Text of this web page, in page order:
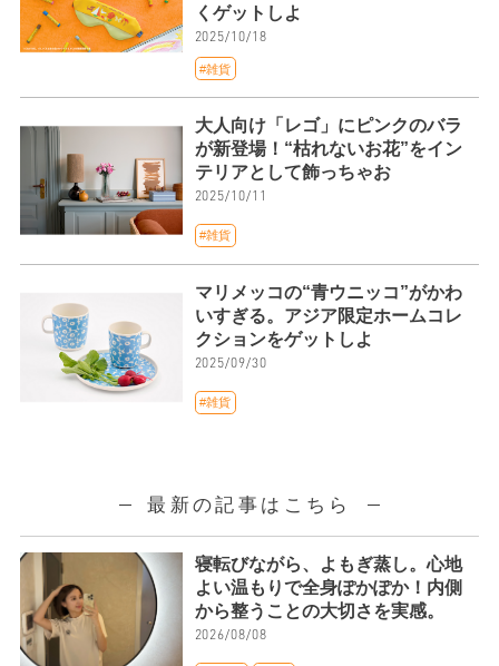
くゲットしよ
2025/10/18
#雑貨
大人向け「レゴ」にピンクのバラ
が新登場！“枯れないお花”をイン
テリアとして飾っちゃお
2025/10/11
#雑貨
マリメッコの“青ウニッコ”がかわ
いすぎる。アジア限定ホームコレ
クションをゲットしよ
2025/09/30
#雑貨
最新の記事はこちら
寝転びながら、よもぎ蒸し。心地
よい温もりで全身ぽかぽか！内側
から整うことの大切さを実感。
2026/08/08